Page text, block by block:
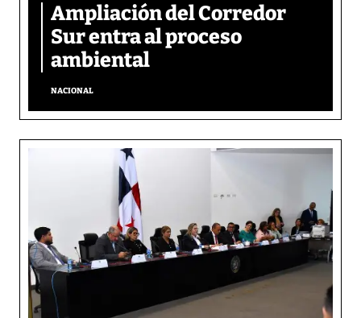
Ampliación del Corredor
Sur entra al proceso
ambiental
NACIONAL